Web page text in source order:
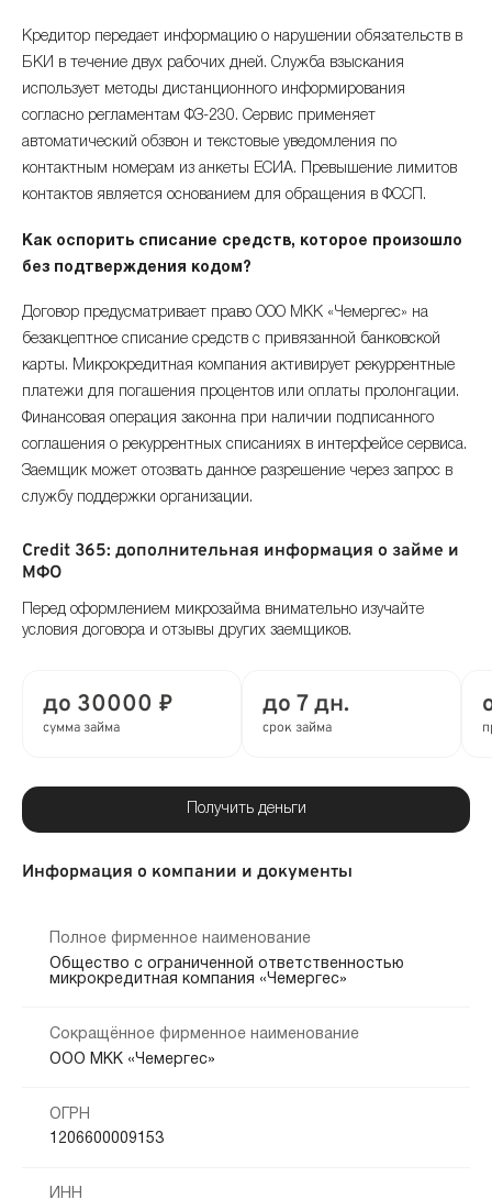
Кредитор передает информацию о нарушении обязательств в
БКИ в течение двух рабочих дней. Служба взыскания
использует методы дистанционного информирования
согласно регламентам ФЗ-230. Сервис применяет
автоматический обзвон и текстовые уведомления по
контактным номерам из анкеты ЕСИА. Превышение лимитов
контактов является основанием для обращения в ФССП.
Как оспорить списание средств, которое произошло
без подтверждения кодом?
Договор предусматривает право ООО МКК «Чемергес» на
безакцептное списание средств с привязанной банковской
карты. Микрокредитная компания активирует рекуррентные
платежи для погашения процентов или оплаты пролонгации.
Финансовая операция законна при наличии подписанного
соглашения о рекуррентных списаниях в интерфейсе сервиса.
Заемщик может отозвать данное разрешение через запрос в
службу поддержки организации.
Credit 365: дополнительная информация о займе и
МФО
Перед оформлением микрозайма внимательно изучайте
условия договора и отзывы других заемщиков.
до 30000 ₽
сумма займа
до 7 дн.
срок займа
Получить деньги
Информация о компании и документы
Полное фирменное наименование
Общество с ограниченной ответственностью
микрокредитная компания «Чемергес»
Сокращённое фирменное наименование
ООО МКК «Чемергес»
ОГРН
1206600009153
ИНН